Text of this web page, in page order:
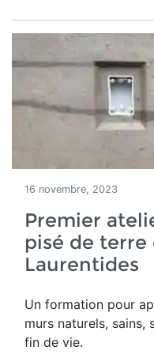
16 novembre, 2023
Premier
pisé de terre
Laurentides
Un formation pour
murs naturels, sains,
fin de vie.